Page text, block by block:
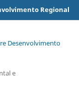
Regional
Desenvolvimento
e